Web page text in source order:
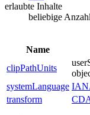
erlaubte Inhalte
beliebige
Name
clipPathUnits
systemLanguage
transform